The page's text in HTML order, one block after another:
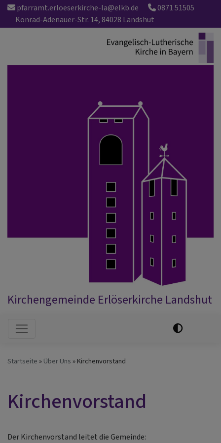
Direkt
Inhalt
pfarramt.erloeserkirche-la@elkb.de
0871 51505
Konrad-Adenauer-Str. 14, 84028 Landshut
Kirchengemeinde Erlöserkirche Landshut
Hauptnavigation
Startseite Über Uns Kirchenvorstand
Kirchenvorstand
Der Kirchenvorstand leitet die Gemeinde: